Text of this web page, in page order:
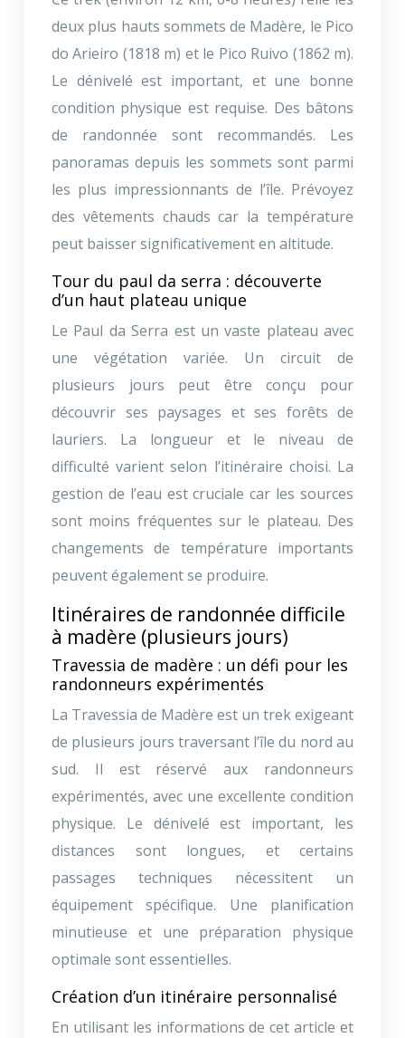
deux plus hauts sommets de Madère, le Pico
do Arieiro (1818 m) et le Pico Ruivo (1862 m).
Le dénivelé est important, et une bonne
condition physique est requise. Des bâtons
de randonnée sont recommandés. Les
panoramas depuis les sommets sont parmi
les plus impressionnants de l’île. Prévoyez
des vêtements chauds car la température
peut baisser significativement en altitude.
Tour du paul da serra : découverte
d’un haut plateau unique
Le Paul da Serra est un vaste plateau avec
une végétation variée. Un circuit de
plusieurs jours peut être conçu pour
découvrir ses paysages et ses forêts de
lauriers. La longueur et le niveau de
difficulté varient selon l’itinéraire choisi. La
gestion de l’eau est cruciale car les sources
sont moins fréquentes sur le plateau. Des
changements de température importants
peuvent également se produire.
Itinéraires de randonnée difficile
à madère (plusieurs jours)
Travessia de madère : un défi pour les
randonneurs expérimentés
La Travessia de Madère est un trek exigeant
de plusieurs jours traversant l’île du nord au
sud. Il est réservé aux randonneurs
expérimentés, avec une excellente condition
physique. Le dénivelé est important, les
distances sont longues, et certains
passages techniques nécessitent un
équipement spécifique. Une planification
minutieuse et une préparation physique
optimale sont essentielles.
Création d’un itinéraire personnalisé
En utilisant les informations de cet article et